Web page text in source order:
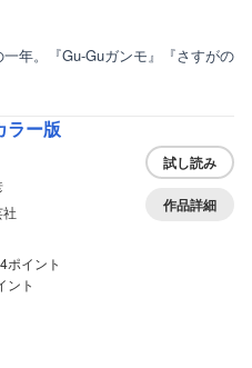
年。『Gu‐Guガンモ』『さすがの
ラー版
ポイント
ント
試し読み
作品詳細